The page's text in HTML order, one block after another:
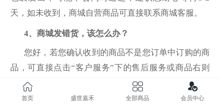
天，如未收到，商城自营商品可直接联系商城客服。
4、商城发错货，该怎么办？
您好，若您确认收到的商品不是您订单中订购的商
品，可直接点击“客户服务”下的售后服务或商品右则
的申请售后，出现返修及退换货首页，点击“
申请”
可操作换货，提交成功后请耐心等待，由专业的售后
首页 盛世嘉禾 全部商品 会员中心